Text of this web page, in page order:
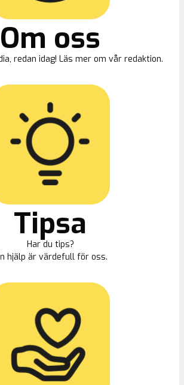
Om oss
redan idag! Läs mer om vår redaktion.
Tipsa
Har du tips?
hjälp är värdefull för oss.